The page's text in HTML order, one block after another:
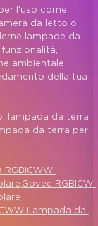
l'uso come
da letto o
lampade da
ambientale
della tua
lampada da terra
da terra per
RGBICWW
Govee RGBICW
Lampada da